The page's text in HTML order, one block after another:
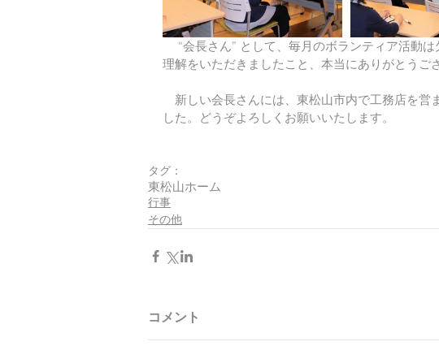
“会長さん” として、毎月のボランティア活動
理解をいただきましたこと、本当にありがとうご
新しい会長さんには、東松山市内で工務店を営
した。どうぞよろしくお願いいたします。
タグ：
東松山ホーム
行事
その他
コメント